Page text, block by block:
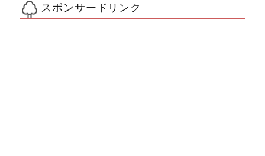
スポンサードリンク